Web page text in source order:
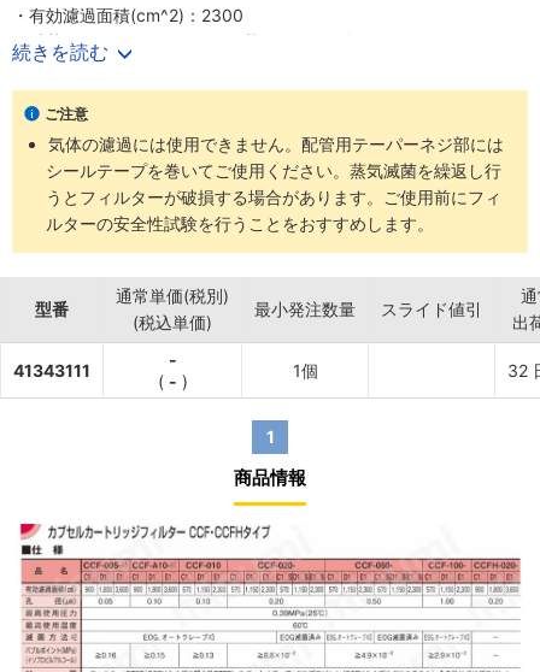
・有効濾過面積(cm^2)：2300
・滅菌：EOG、オートクレーブ(121℃・30分間)
・・材質：
・フィルター：CCF
・サポートメディア：ポリプロピレン
・その他：ポリプロピレン
・・最高使用圧力：0.39MPa(25℃)
・・最高使用温度：60℃
続きを読む
ご注意
気体の濾過には使用できません。配管用テーパーネジ部には
シールテープを巻いてご使用ください。蒸気滅菌を繰返し行
うとフィルターが破損する場合があります。ご使用前にフィ
ルターの安全性試験を行うことをおすすめします。
型番
通常単価(税別)
(税込単価)
最小発注数量 スライド値引
出
41343111
-
( - )
1個 32
1
商品情報